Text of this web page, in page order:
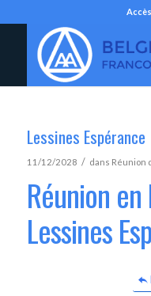
Lessines Espérance
11/12/2028 / dans Réunion
Réunion
Lessines